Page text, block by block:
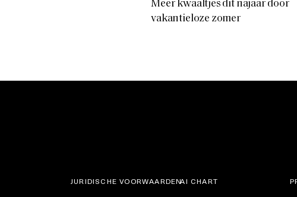
Meer kwaaltjes dit najaar door
vakantieloze zomer
JURIDISCHE VOORWAARDENAI CHART